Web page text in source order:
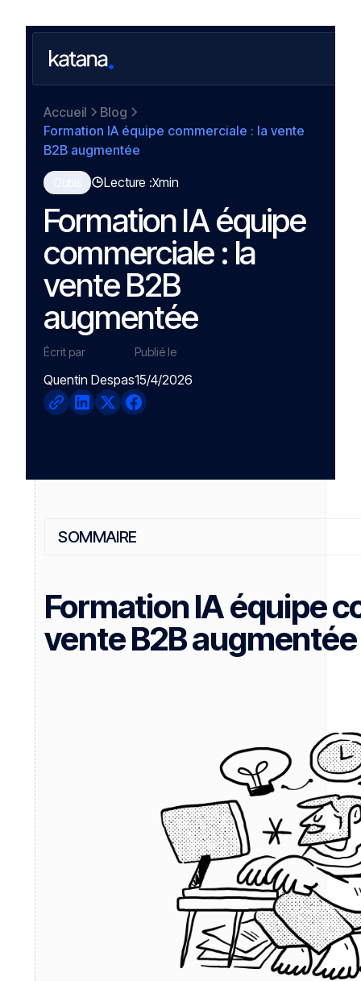
Accueil
Blog
Formation IA équipe commerciale : la vente
B2B augmentée
Lecture :Xmin
Formation IA équipe
commerciale : la
vente B2B
augmentée
Écrit par
Quentin Despas
Publié le
15/4/2026
SOMMAIRE
Formation IA équipe
vente B2B augmentée